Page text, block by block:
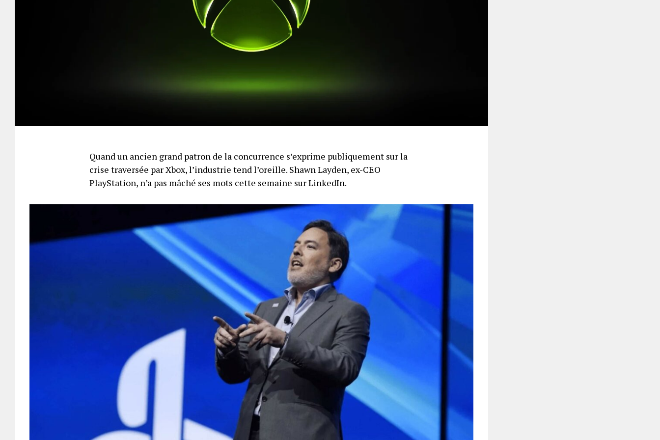
Quand un ancien grand patron de la concurrence s’exprime publiquement sur la
crise traversée par Xbox, l’industrie tend l’oreille. Shawn Layden, ex-CEO
PlayStation, n’a pas mâché ses mots cette semaine sur LinkedIn.